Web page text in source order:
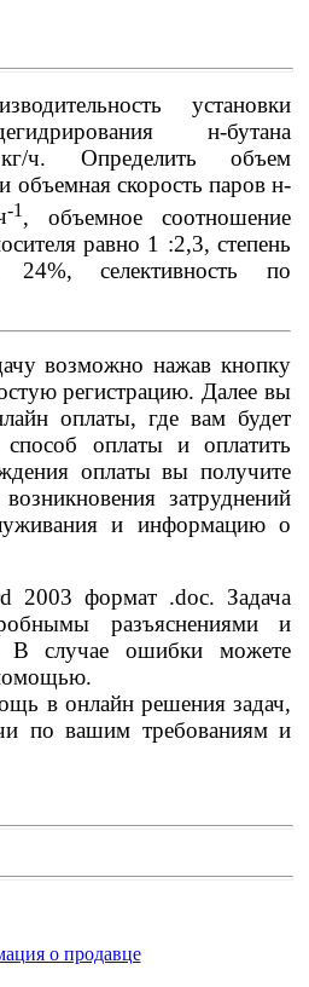
установки
н-бутана
ч. Определить объем
объемная скорость паров н-
-1 , объемное соотношение
равно 1 :2,3, степень
24%, селективность по
возможно нажав кнопку
регистрацию. Далее вы
оплаты, где вам будет
оплаты и оплатить
оплаты вы получите
затруднений
и информацию о
2003 формат .doc. Задача
разъяснениями и
В случае ошибки можете
в онлайн решения задач,
по вашим требованиям и
о продавце